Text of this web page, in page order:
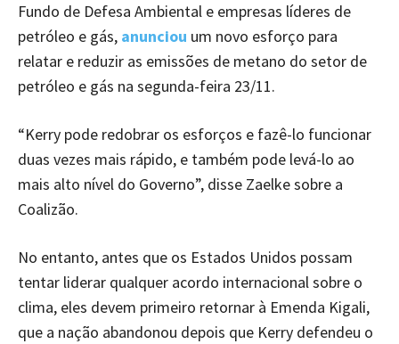
Fundo de Defesa Ambiental e empresas líderes de
petróleo e gás, anunciou um novo esforço para
relatar e reduzir as emissões de metano do setor de
petróleo e gás na segunda-feira 23/11.
“Kerry pode redobrar os esforços e fazê-lo funcionar
duas vezes mais rápido, e também pode levá-lo ao
mais alto nível do Governo”, disse Zaelke sobre a
Coalizão.
No entanto, antes que os Estados Unidos possam
tentar liderar qualquer acordo internacional sobre o
clima, eles devem primeiro retornar à Emenda Kigali,
que a nação abandonou depois que Kerry defendeu o